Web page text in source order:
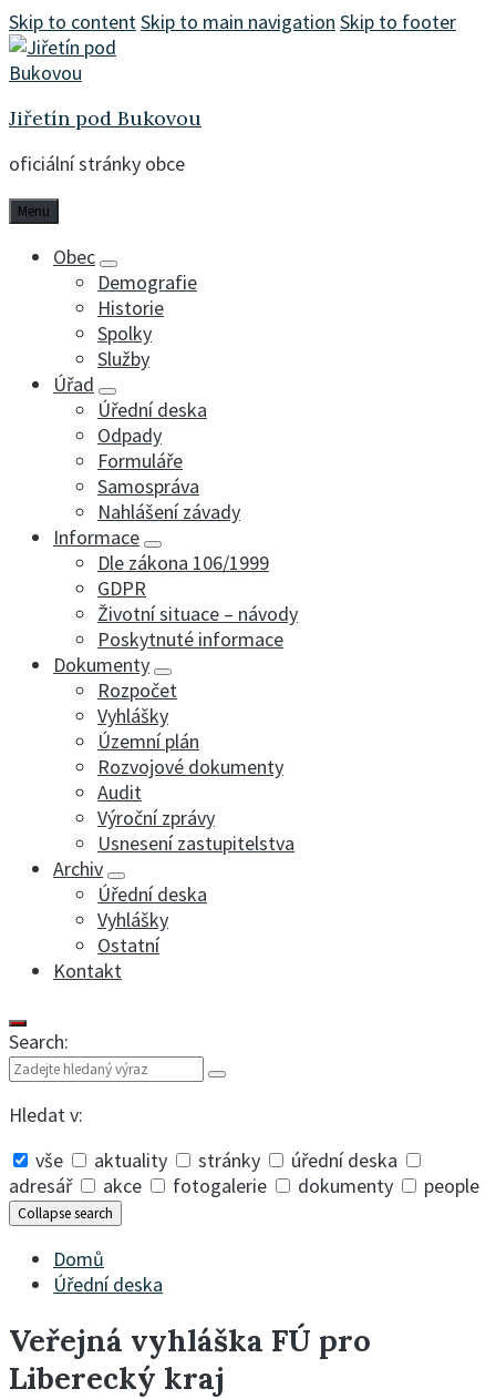
Skip to contentSkip to main navigation Skip to footer
Jiřetín pod Bukovou
oficiální stránky obce
Menu
Obec
Demografie
Historie
Spolky
Služby
Úřad
Úřední deska
Odpady
Formuláře
Samospráva
Nahlášení závady
Informace
Dle zákona 106/1999
GDPR
Životní situace – návody
Poskytnuté informace
Dokumenty
Rozpočet
Vyhlášky
Územní plán
Rozvojové dokumenty
Audit
Výroční zprávy
Usnesení zastupitelstva
Archiv
Úřední deska
Vyhlášky
Ostatní
Kontakt
Search:
Hledat v:
vše
aktuality stránky
úřední deska
adresář
akce fotogalerie dokumenty people
Collapse search
Domů
Úřední deska
Veřejná vyhláška FÚ pro
Liberecký kraj